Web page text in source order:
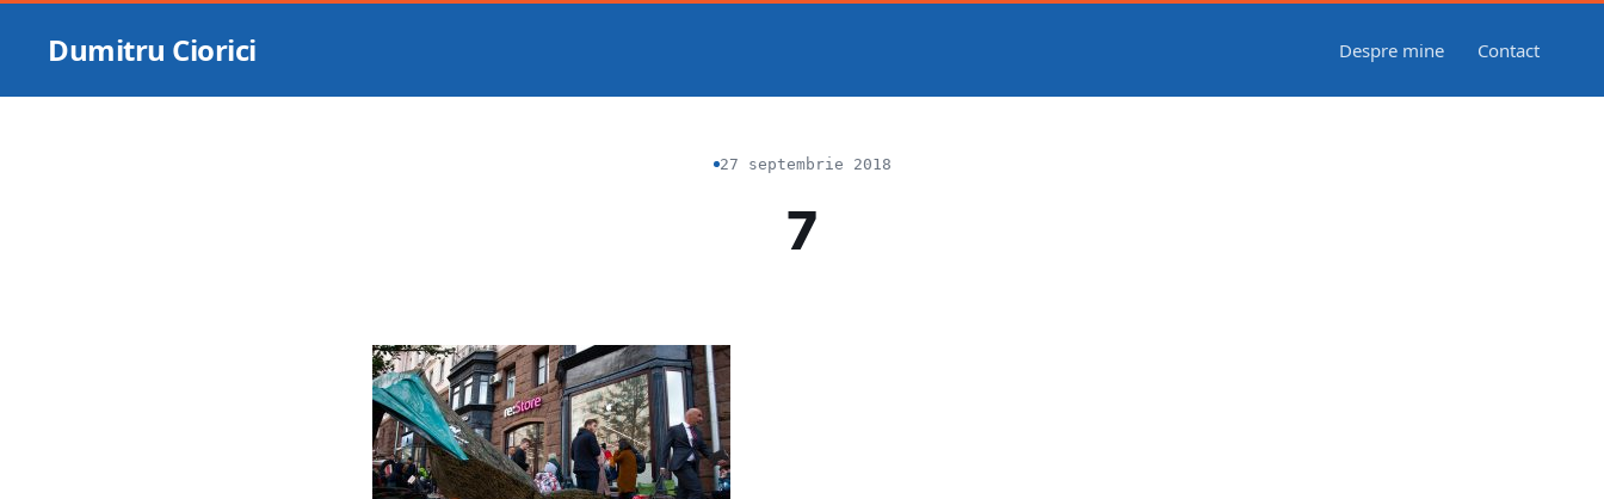
Dumitru Ciorici Despre mine Contact
27 septembrie 2018
7